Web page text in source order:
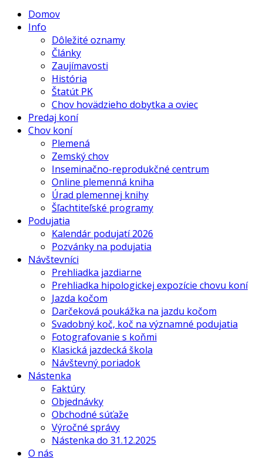
Domov
Info
Dôležité oznamy
Články
Zaujímavosti
História
Štatút PK
Chov hovädzieho dobytka a oviec
Predaj koní
Chov koní
Plemená
Zemský chov
Inseminačno-reprodukčné centrum
Online plemenná kniha
Úrad plemennej knihy
Šľachtiteľské programy
Podujatia
Kalendár podujatí 2026
Pozvánky na podujatia
Návštevníci
Prehliadka jazdiarne
Prehliadka hipologickej expozície chovu koní
Jazda kočom
Darčeková poukážka na jazdu kočom
Svadobný koč, koč na významné podujatia
Fotografovanie s koňmi
Klasická jazdecká škola
Návštevný poriadok
Nástenka
Faktúry
Objednávky
Obchodné súťaže
Výročné správy
Nástenka do 31.12.2025
O nás